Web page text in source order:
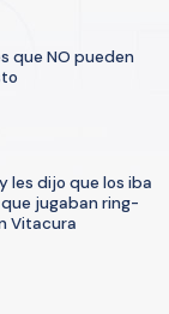
que NO pueden
les dijo que los iba
jugaban ring-
Vitacura